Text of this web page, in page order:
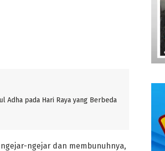
Adha pada Hari Raya yang Berbeda
ngejar dan membunuhnya,